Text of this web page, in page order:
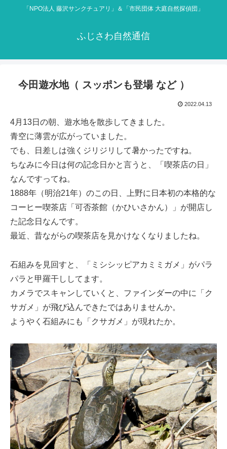
「NPO法人 藤沢サンクチュアリ」＆「市民団体 大庭自然探偵団」
ふじさわ自然通信
今田遊水地（ スッポンも登場 など ）
2022.04.13
4月13日の朝、遊水地を散歩してきました。
青空に薄雲が広がっていました。
でも、日差しは強くジリジリして暑かったですね。
ちなみに今日は何の記念日かと言うと、「喫茶店の日」
なんですってね。
1888年（明治21年）のこの日、上野に日本初の本格的な
コーヒー喫茶店「可否茶館（かひいさかん）」が開店し
た記念日なんです。
最近、昔ながらの喫茶店を見かけなくなりましたね。
石組みを見回すと、「ミシシッピアカミミガメ」がパラ
パラと甲羅干ししてます。
カメラでスキャンしていくと、ファインダーの中に「ク
サガメ」が飛び込んできたではありませんか。
ようやく石組みにも「クサガメ」が現れたか。